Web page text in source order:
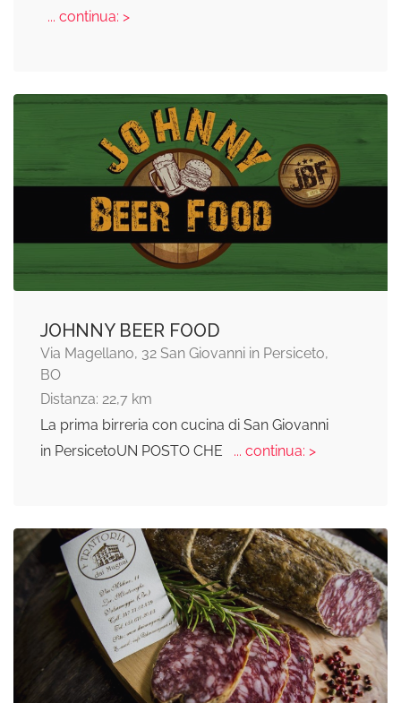
... continua: >
JOHNNY BEER FOOD
Via Magellano, 32 San Giovanni in Persiceto,
BO
Distanza: 22,7 km
La prima birreria con cucina di San Giovanni
in PersicetoUN POSTO CHE
... continua: >